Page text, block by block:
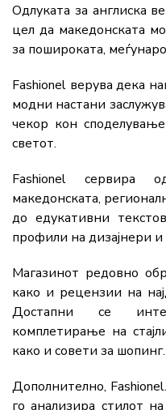
Одлуката за англиска
цел да македонската
за пошироката,
Fashionel верува дека
модни настани
чекор кон
светот.
Fashionel сервира
македонската,
до едукативни
профили на дизајнери
Магазинот редовно
како и рецензии на
Достапни се
комплетирање на
како и совети за шопинг.
Дополнително,
го анализира стилот